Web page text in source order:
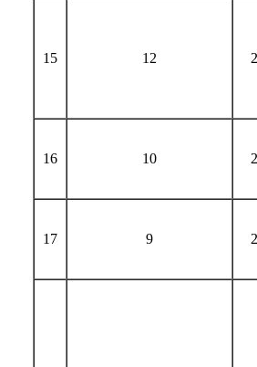
15 12
16 10
17 9